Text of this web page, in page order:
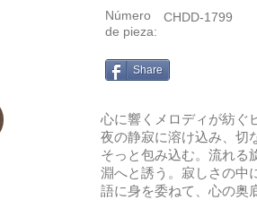
Número
de pieza:
CHDD-1799
Share
心に響くメロディが紡ぐ
夜の静寂に溶け込み、切
そっと包み込む。流れる
淵へと誘う。寂しさの中
語に身を委ねて、心の奥